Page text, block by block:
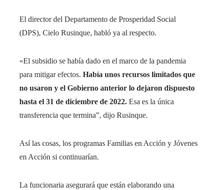
El director del Departamento de Prosperidad Social
(DPS), Cielo Rusinque, habló ya al respecto.
«El subsidio se había dado en el marco de la pandemia
para mitigar efectos. Había unos recursos limitados que
no usaron y el Gobierno anterior lo dejaron dispuesto
hasta el 31 de diciembre de 2022. Esa es la única
transferencia que termina”, dijo Rusinque.
Así las cosas, los programas Familias en Acción y Jóvenes
en Acción si continuarían.
La funcionaria asegurará que están elaborando una